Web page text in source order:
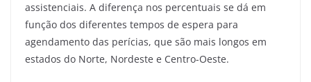
assistenciais. A diferença nos percentuais se dá em
função dos diferentes tempos de espera para
agendamento das perícias, que são mais longos em
estados do Norte, Nordeste e Centro-Oeste.